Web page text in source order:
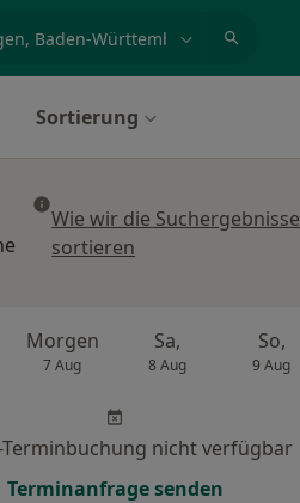
Sortierung
Wie wir die Suchergebnisse
sortieren
Morgen
7 Aug
Sa,
8 Aug
So,
9 Aug
Terminbuchung nicht verfügbar
Terminanfrage senden